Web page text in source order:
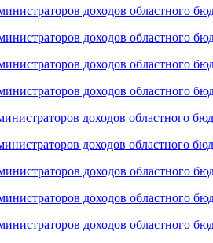
доходов областного
доходов областного
доходов областного
доходов областного
доходов областного
доходов областного
доходов областного
доходов областного
доходов областного